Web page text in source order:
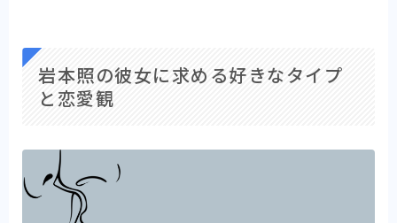
岩本照の彼女に求める好きなタイプ
と恋愛観